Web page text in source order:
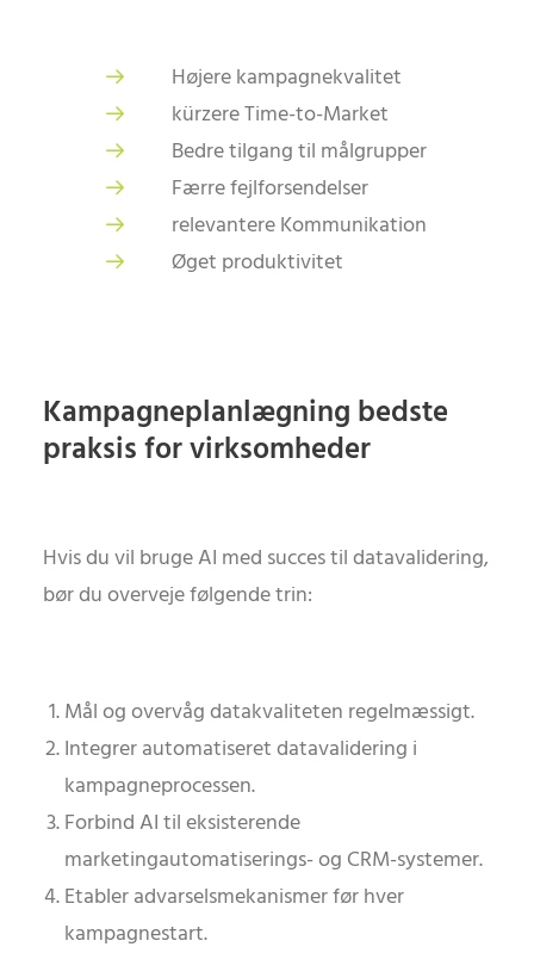
Højere kampagnekvalitet
kürzere Time-to-Market
Bedre tilgang til målgrupper
Færre fejlforsendelser
relevantere Kommunikation
Øget produktivitet
Kampagneplanlægning bedste
praksis for virksomheder
Hvis du vil bruge AI med succes til datavalidering,
bør du overveje følgende trin:
Mål og overvåg datakvaliteten regelmæssigt.
Integrer automatiseret datavalidering i
kampagneprocessen.
Forbind AI til eksisterende
marketingautomatiserings- og CRM-systemer.
Etabler advarselsmekanismer før hver
kampagnestart.